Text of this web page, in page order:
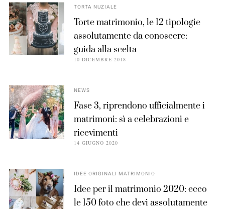
TORTA NUZIALE
Torte matrimonio, le 12 tipologie
assolutamente da conoscere:
guida alla scelta
10 DICEMBRE 2018
NEWS
Fase 3, riprendono ufficialmente i
matrimoni: sì a celebrazioni e
ricevimenti
14 GIUGNO 2020
IDEE ORIGINALI MATRIMONIO
Idee per il matrimonio 2020: ecco
le 150 foto che devi assolutamente